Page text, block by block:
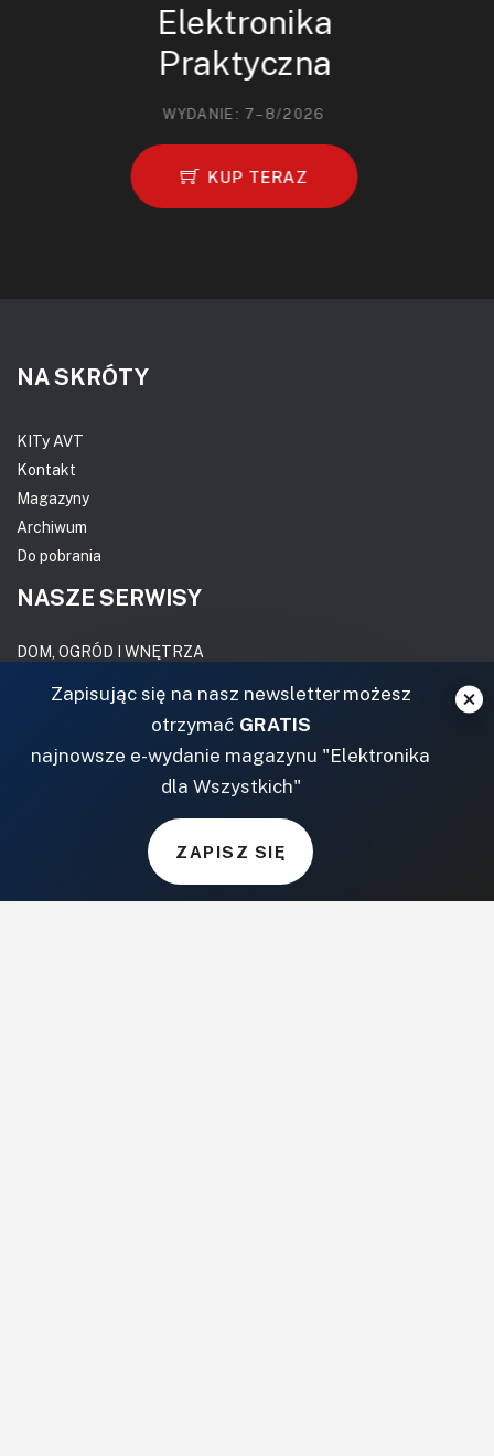
Elektronika
Praktyczna
WYDANIE: 7–8/2026
KUP TERAZ
NA SKRÓTY
KITy AVT
Kontakt
Magazyny
Archiwum
Do pobrania
NASZE SERWISY
DOM, OGRÓD I WNĘTRZA
BudujemyDom.pl
Projekty.BudujemyDom.pl
CoZaIle.pl
Informator Budownictwa
CzasNaWnetrze.pl
Zapisując się na nasz newsletter możesz
otrzymać GRATIS
najnowsze e-wydanie magazynu "Elektronika
dla Wszystkich"
ZAPISZ SIĘ